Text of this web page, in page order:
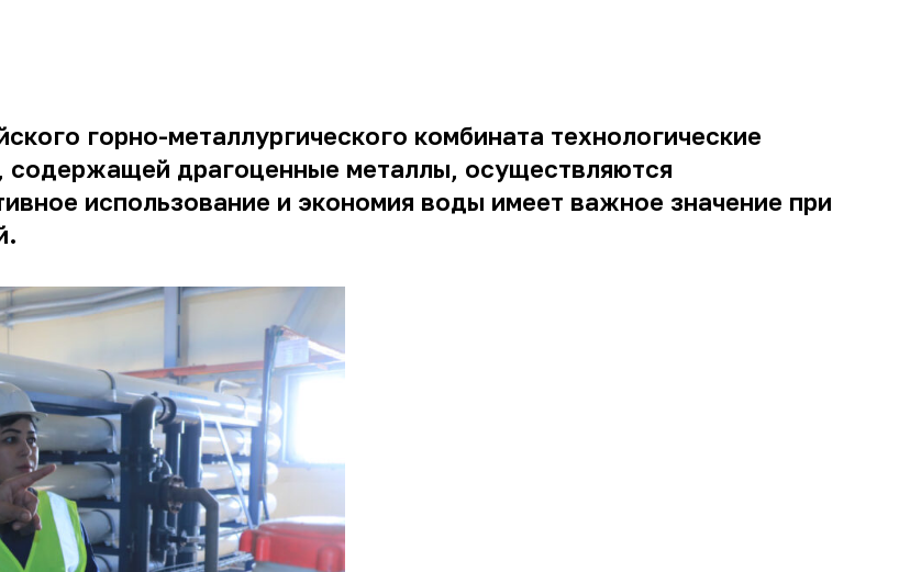
горно-металлургического комбината технологические
содержащей драгоценные металлы, осуществляются
использование и экономия воды имеет важное значение при